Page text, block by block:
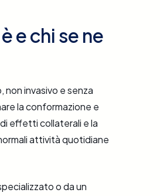
e chi se ne
invasivo e senza
la conformazione e
effetti collaterali e la
attività quotidiane
o da un